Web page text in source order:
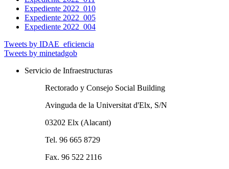
Expediente 2022_010
Expediente 2022_005
Expediente 2022_004
Tweets by IDAE_eficiencia
Tweets by minetadgob
Servicio de Infraestructuras
Rectorado y Consejo Social Building
Avinguda de la Universitat d'Elx, S/N
03202 Elx (Alacant)
Tel. 96 665 8729
Fax. 96 522 2116